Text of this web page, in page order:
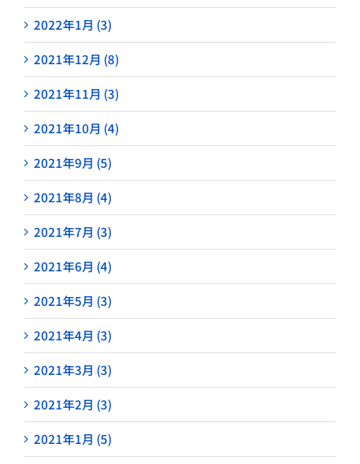
2022年1月 (3)
2021年12月 (8)
2021年11月 (3)
2021年10月 (4)
2021年9月 (5)
2021年8月 (4)
2021年7月 (3)
2021年6月 (4)
2021年5月 (3)
2021年4月 (3)
2021年3月 (3)
2021年2月 (3)
2021年1月 (5)